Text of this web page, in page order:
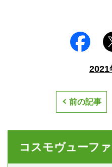
2021
前の記事
コスモヴューフ